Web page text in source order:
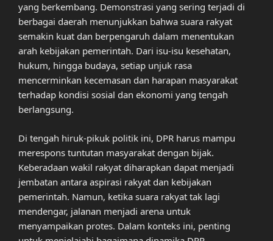
yang berkembang. Demonstrasi yang sering terjadi di
berbagai daerah menunjukkan bahwa suara rakyat
semakin kuat dan berpengaruh dalam menentukan
arah kebijakan pemerintah. Dari isu-isu kesehatan,
hukum, hingga budaya, setiap unjuk rasa
mencerminkan kecemasan dan harapan masyarakat
terhadap kondisi sosial dan ekonomi yang tengah
berlangsung.
Di tengah hiruk-pikuk politik ini, DPR harus mampu
merespons tuntutan masyarakat dengan bijak.
Keberadaan wakil rakyat diharapkan dapat menjadi
jembatan antara aspirasi rakyat dan kebijakan
pemerintah. Namun, ketika suara rakyat tak lagi
mendengar, jalanan menjadi arena untuk
menyampaikan protes. Dalam konteks ini, penting